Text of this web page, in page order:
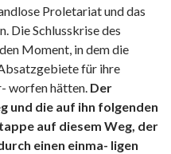
Proletariat und das
Die Schlusskrise des
Moment, in dem die
für ihre
worfen hätten. Der
und die auf ihn folgenden
auf diesem Weg, der
einen einma- ligen